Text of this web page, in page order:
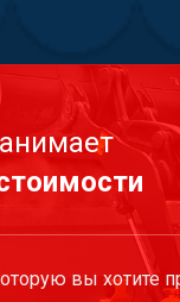
вы хотите